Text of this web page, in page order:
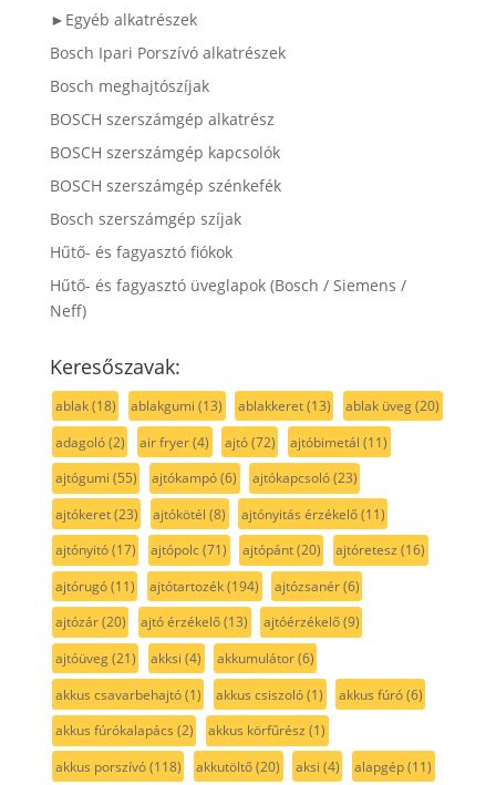
►Egyéb alkatrészek
Bosch Ipari Porszívó alkatrészek
Bosch meghajtószíjak
BOSCH szerszámgép alkatrész
BOSCH szerszámgép kapcsolók
BOSCH szerszámgép szénkefék
Bosch szerszámgép szíjak
Hűtő- és fagyasztó fiókok
Hűtő- és fagyasztó üveglapok (Bosch / Siemens /
Neff)
Keresőszavak:
ablak(18) ablakgumi (13) ablakkeret(13) ablak üveg(20)
adagoló(2) air fryer(4) ajtó(72) ajtóbimetál (11)
ajtógumi (55) ajtókampó(6) ajtókapcsoló(23)
ajtókeret(23) ajtókötél (8) ajtónyitás érzékelő(11)
ajtónyitó(17) ajtópolc(71) ajtópánt(20) ajtóretesz (16)
ajtórugó(11) ajtótartozék(194) ajtózsanér(6)
ajtózár(20) ajtó érzékelő(13) ajtóérzékelő(9)
ajtóüveg(21) akksi (4) akkumulátor(6)
akkus csavarbehajtó(1) akkus csiszoló(1) akkus fúró(6)
akkus fúrókalapács (2) akkus körfűrész (1)
akkus porszívó(118) akkutöltő(20) aksi (4) alapgép(11)